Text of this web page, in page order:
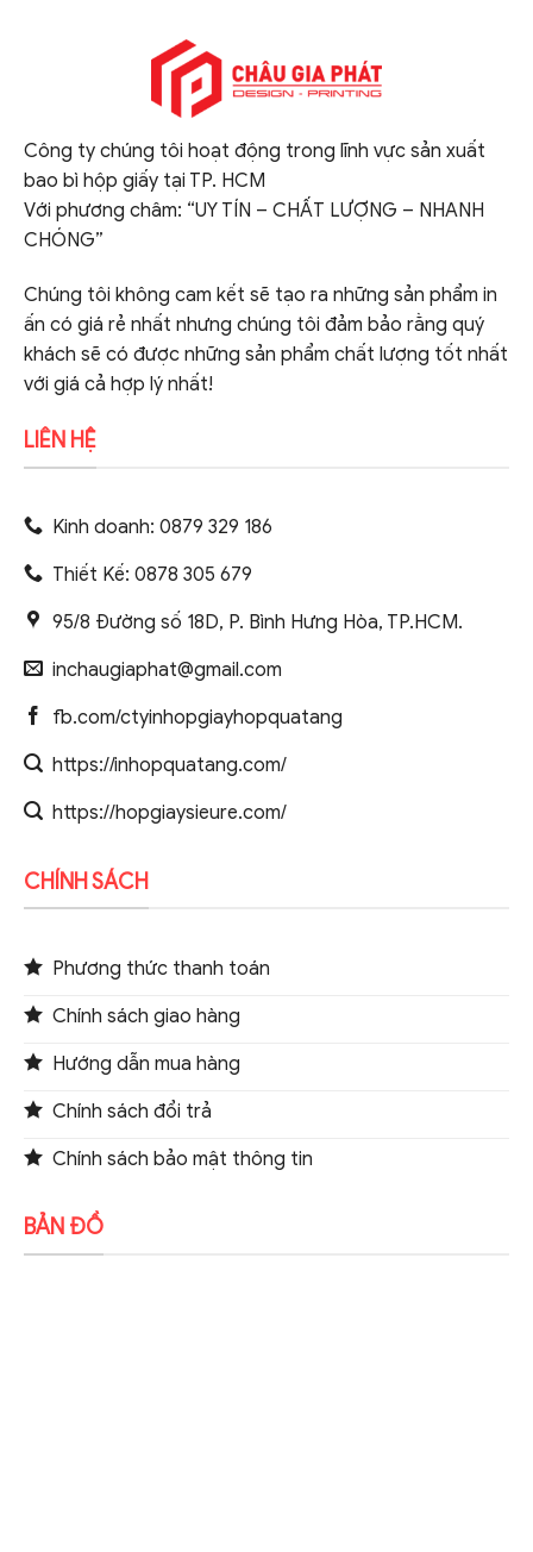
Công ty chúng tôi hoạt động trong lĩnh vực sản xuất
bao bì hộp giấy tại TP. HCM
Với phương châm: “UY TÍN – CHẤT LƯỢNG – NHANH
CHÓNG”
Chúng tôi không cam kết sẽ tạo ra những sản phẩm in
ấn có giá rẻ nhất nhưng chúng tôi đảm bảo rằng quý
khách sẽ có được những sản phẩm chất lượng tốt nhất
với giá cả hợp lý nhất!
LIÊN HỆ
Kinh doanh: 0879 329 186
Thiết Kế: 0878 305 679
95/8 Đường số 18D, P. Bình Hưng Hòa, TP.HCM.
inchaugiaphat@gmail.com
fb.com/ctyinhopgiayhopquatang
https://inhopquatang.com/
https://hopgiaysieure.com/
CHÍNH SÁCH
Phương thức thanh toán
Chính sách giao hàng
Hướng dẫn mua hàng
Chính sách đổi trả
Chính sách bảo mật thông tin
BẢN ĐỒ